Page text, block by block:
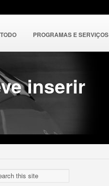
PROGRAMAS E SERVIÇOS
inserir